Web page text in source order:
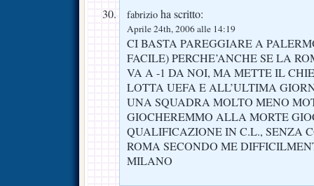
fabrizio ha scritto:
Aprile 24th, 2006 alle 14:19
CI BASTA PAREGGIARE A
FACILE) PERCHE’ANCHE SE LA
VA A -1 DA NOI, MA METTE IL
LOTTA UEFA E ALL’ULTIMA
UNA SQUADRA MOLTO MENO
GIOCHEREMMO ALLA MORTE
QUALIFICAZIONE IN C.L., SENZA
ROMA SECONDO ME
MILANO